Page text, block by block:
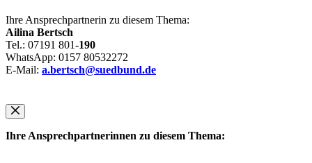
Ihre Ansprechpartnerin zu diesem Thema:
Ailina Bertsch
Tel.: 07191 801-190
WhatsApp: 0157 80532272
E-Mail: a.bertsch@suedbund.de
Ihre Ansprechpartnerinnen zu diesem Thema: